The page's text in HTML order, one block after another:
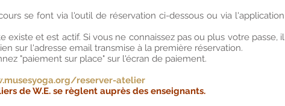
se font via l'outil de réservation ci-dessous ou via l'application
existe et est actif. Si vous ne connaissez pas ou plus votre passe, il
sur l'adresse email transmise à la première réservation.
"paiement sur place" sur l'écran de paiement.
reserver-atelier
de W.E. se règlent auprès des enseignants.